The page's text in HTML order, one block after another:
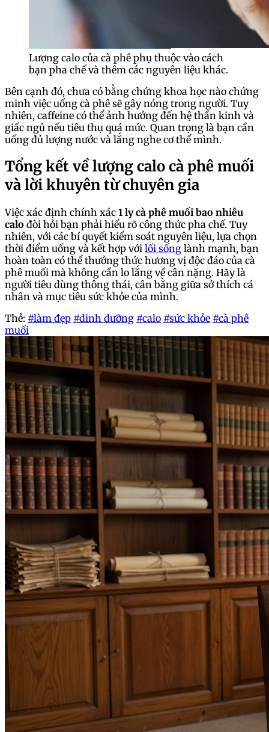
Lượng calo của cà phê phụ thuộc vào cách
bạn pha chế và thêm các nguyên liệu khác.
Bên cạnh đó, chưa có bằng chứng khoa học nào chứng
minh việc uống cà phê sẽ gây nóng trong người. Tuy
nhiên, caffeine có thể ảnh hưởng đến hệ thần kinh và
giấc ngủ nếu tiêu thụ quá mức. Quan trọng là bạn cần
uống đủ lượng nước và lắng nghe cơ thể mình.
Tổng kết về lượng calo cà phê muối
và lời khuyên từ chuyên gia
Việc xác định chính xác 1 ly cà phê muối bao nhiêu
calo đòi hỏi bạn phải hiểu rõ công thức pha chế. Tuy
nhiên, với các bí quyết kiểm soát nguyên liệu, lựa chọn
thời điểm uống và kết hợp với lối sống lành mạnh, bạn
hoàn toàn có thể thưởng thức hương vị độc đáo của cà
phê muối mà không cần lo lắng về cân nặng. Hãy là
người tiêu dùng thông thái, cân bằng giữa sở thích cá
nhân và mục tiêu sức khỏe của mình.
Thẻ: #làm đẹp #dinh dưỡng #calo #sức khỏe #cà phê
muối